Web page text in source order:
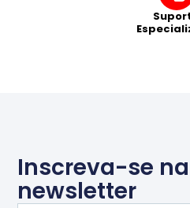
Inscreva-se
newsletter